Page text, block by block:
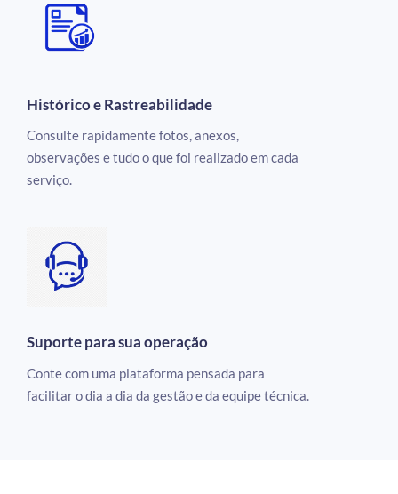
Histórico e Rastreabilidade
Consulte rapidamente fotos, anexos,
observações e tudo o que foi realizado em cada
serviço.
Suporte para sua operação
Conte com uma plataforma pensada para
facilitar o dia a dia da gestão e da equipe técnica.